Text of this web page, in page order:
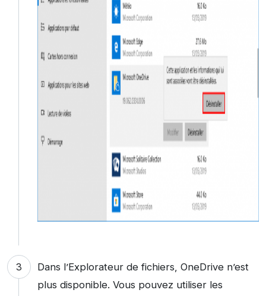
Dans l’Explorateur de fichiers, OneDrive n’est
plus disponible. Vous pouvez utiliser les